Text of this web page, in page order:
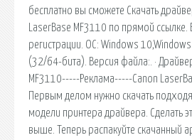
бесплатно вы сможете Скачать
LaserBase MF3110 по прямой ссылке.
регистрации. ОС: Windows
(32/64-бита). Версия файла:. ·
MF3110-----Реклама-----Canon
Первым делом нужно скачать
модели принтера драйвера. Сделать
выше. Теперь распакуйте скачанный